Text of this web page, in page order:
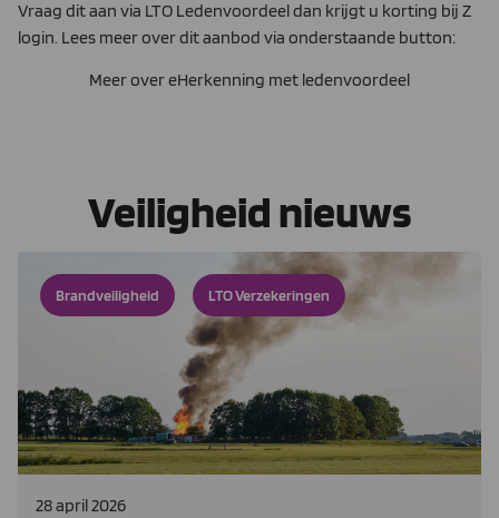
Vraag dit aan via LTO Ledenvoordeel dan krijgt u korting bij Z
login. Lees meer over dit aanbod via onderstaande button:
Meer over eHerkenning met ledenvoordeel
Veiligheid nieuws
Brandveiligheid LTO Verzekeringen
28 april 2026